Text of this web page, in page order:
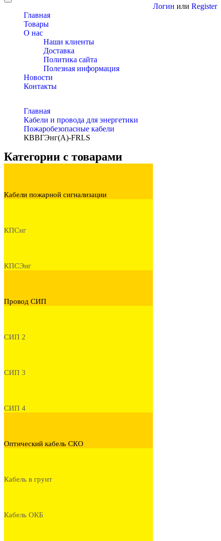
Toggle
navigationГлавная
Товары
О нас
Наши клиенты
Доставка
Политика сайта
Полезная информация
Новости
Контакты
Логин или Register
Главная
Кабели и провода для энергетики
Пожаробезопасные кабели
КВВГЭнг(А)-FRLS
Категории с товарами
Кабели пожарной сигнализации
КПСнг
КПСЭнг
Провод СИП
СИП 2
СИП 3
СИП 4
Оптический кабель СКО
Кабель в грунт
Кабель ОКБ